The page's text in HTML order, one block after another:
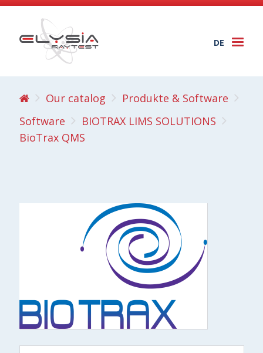
DE
Our catalog
Produkte & Software
Software
BIOTRAX LIMS SOLUTIONS
BioTrax QMS